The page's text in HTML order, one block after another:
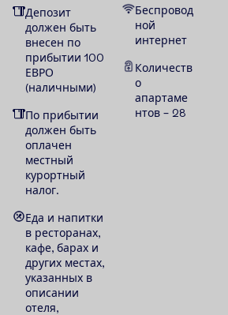
Депозит
должен быть
внесен по
прибытии 100
ЕВРО
(наличными)
По прибытии
должен быть
оплачен
местный
курортный
налог.
Еда и напитки
в ресторанах,
кафе, барах и
других местах,
указанных в
описании
отеля,
Беспровод
ной
интернет
Количеств
о
апартаме
нтов – 28